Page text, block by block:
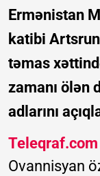
Ermənistan
katibi
təmas
zamanı ölən
adlarını
Teleqraf.com
Ovannisyan